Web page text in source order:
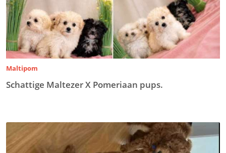
Maltipom
Schattige Maltezer X Pomeriaan pups.